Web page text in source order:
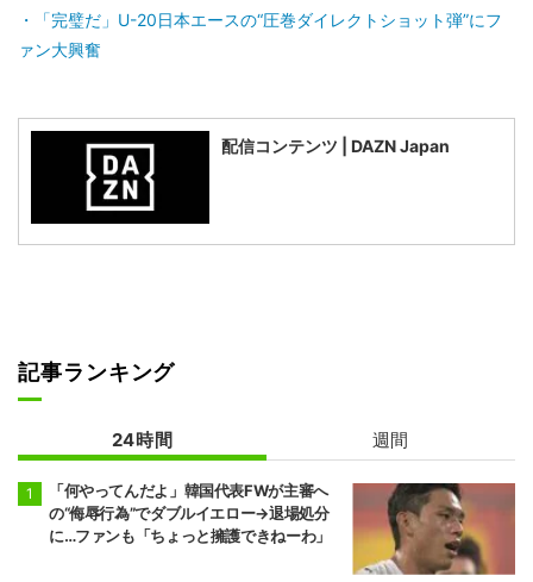
「完璧だ」U-20日本エースの“圧巻ダイレクトショット弾”にフ
ァン大興奮
配信コンテンツ | DAZN Japan
記事ランキング
24時間 週間
「何やってんだよ」韓国代表FWが主審へ
の“侮辱行為”でダブルイエロー→退場処分
に…ファンも「ちょっと擁護できねーわ」